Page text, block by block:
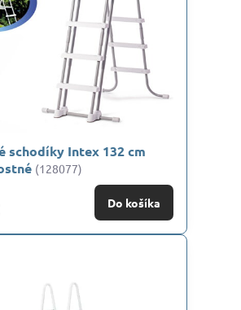
schodíky Intex 132 cm
(128077)
Do košíka